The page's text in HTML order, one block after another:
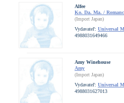
Alfee
Ko. Da. Ma. /
(Import Japan)
Vydavateľ: Universal
4988031649466
Amy Winehouse
Amy
(Import Japan)
Vydavateľ: Universal
4988031627013